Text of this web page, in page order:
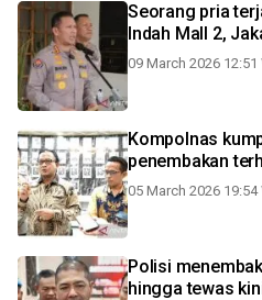
Seorang pria
Indah Mall 2,
09 March 2026 12:51
Kompolnas
penembakan
05 March 2026 19:54
Polisi
hingga tewas